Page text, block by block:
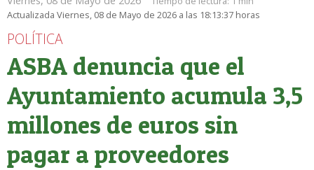
Actualizada Viernes, 08 de Mayo de 2026 a las 18:13:37 horas
POLÍTICA
ASBA denuncia que el
Ayuntamiento acumula 3,5
millones de euros sin
pagar a proveedores